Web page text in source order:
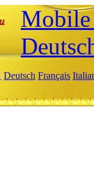
Deutsch Français